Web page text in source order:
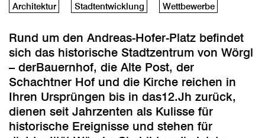
Architektur Stadtentwicklung Wettbewerbe
Rund um den Andreas-Hofer-Platz befindet
sich das historische Stadtzentrum von Wörgl
– derBauernhof, die Alte Post, der
Schachtner Hof und die Kirche reichen in
Ihren Ursprüngen bis in das12.Jh zurück,
dienen seit Jahrzenten als Kulisse für
historische Ereignisse und stehen für